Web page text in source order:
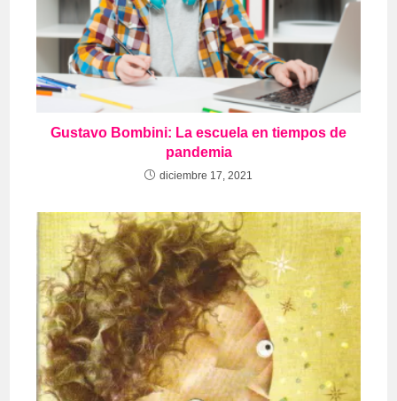
Gustavo Bombini: La escuela en tiempos de
pandemia
diciembre 17, 2021